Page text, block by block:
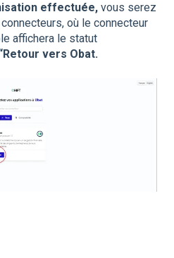
effectuée, vous serez
où le connecteur
affichera le statut
vers Obat.